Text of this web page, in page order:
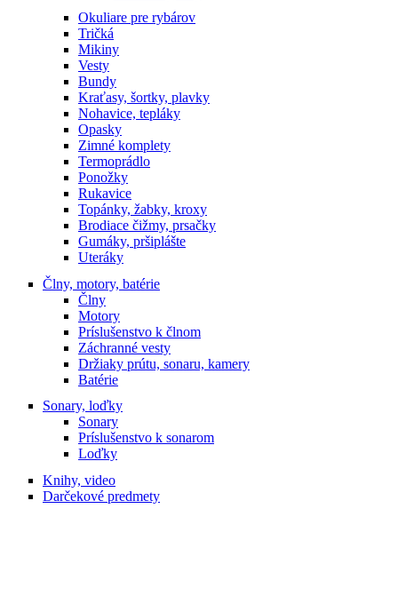
Okuliare pre rybárov
Tričká
Mikiny
Vesty
Bundy
Kraťasy, šortky, plavky
Nohavice, tepláky
Opasky
Zimné komplety
Termoprádlo
Ponožky
Rukavice
Topánky, žabky, kroxy
Brodiace čižmy, prsačky
Gumáky, pršiplášte
Uteráky
Člny, motory, batérie
Člny
Motory
Príslušenstvo k člnom
Záchranné vesty
Držiaky prútu, sonaru, kamery
Batérie
Sonary, loďky
Sonary
Príslušenstvo k sonarom
Loďky
Knihy, video
Darčekové predmety